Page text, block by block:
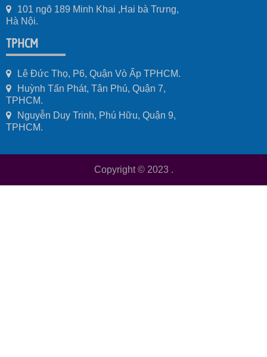
101 ngõ 189 Minh Khai ,Hai bà Trưng,
Hà Nội.
TPHCM
Lê Đức Thọ, P6, Quận Vò Ấp TPHCM.
Huỳnh Tấn Phát, Tân Phú, Quận 7,
TPHCM.
Nguyễn Duy Trinh, Phú Hữu, Quận 9,
TPHCM.
Copyright © 2023 .